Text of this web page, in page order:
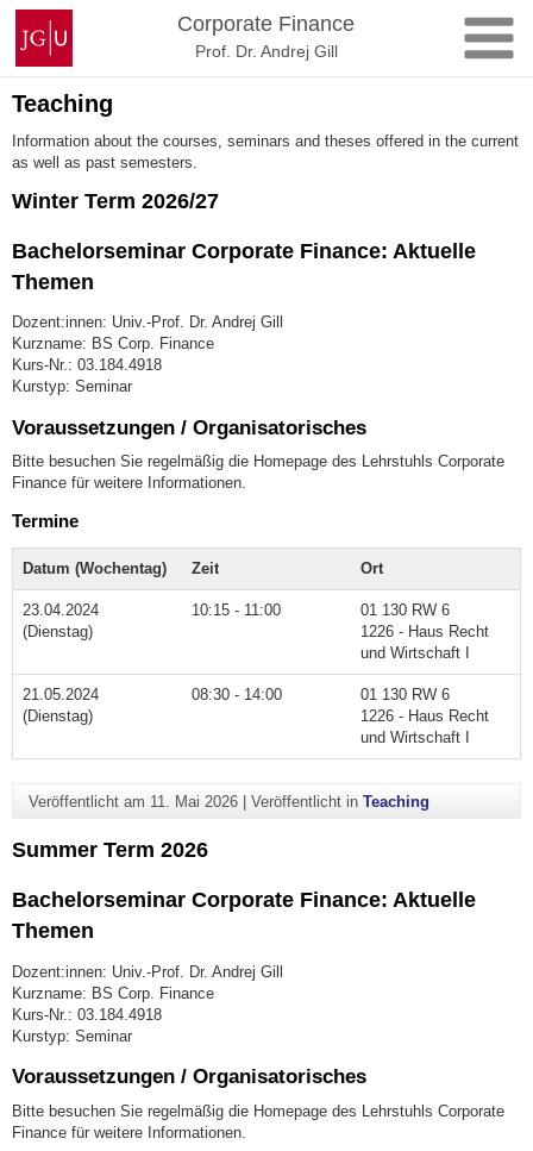
Zum
Inhalt
springen
Johannes
Gutenberg-
Universität
Mainz
Corporate Finance
Prof. Dr. Andrej Gill
Teaching
Information about the courses, seminars and theses offered in the current
as well as past semesters.
Winter Term 2026/27
Bachelorseminar Corporate Finance: Aktuelle
Themen
Dozent:innen: Univ.-Prof. Dr. Andrej Gill
Kurzname: BS Corp. Finance
Kurs-Nr.: 03.184.4918
Kurstyp: Seminar
Voraussetzungen / Organisatorisches
Bitte besuchen Sie regelmäßig die Homepage des Lehrstuhls Corporate
Finance für weitere Informationen.
Termine
Datum (Wochentag) Zeit Ort
23.04.2024
(Dienstag)
10:15 - 11:00
01 130 RW 6
1226 - Haus Recht
und Wirtschaft I
21.05.2024
(Dienstag)
08:30 - 14:00
01 130 RW 6
1226 - Haus Recht
und Wirtschaft I
Veröffentlicht am 11. Mai 2026| Veröffentlicht in Teaching
Summer Term 2026
Bachelorseminar Corporate Finance: Aktuelle
Themen
Dozent:innen: Univ.-Prof. Dr. Andrej Gill
Kurzname: BS Corp. Finance
Kurs-Nr.: 03.184.4918
Kurstyp: Seminar
Voraussetzungen / Organisatorisches
Bitte besuchen Sie regelmäßig die Homepage des Lehrstuhls Corporate
Finance für weitere Informationen.